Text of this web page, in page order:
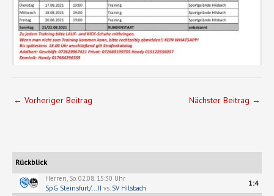
← Vorheriger Beitrag Nächster Beitrag →
Rückblick
Herren, So. 02.08. 15:30 Uhr
SpG Steinsfurt/... II vs. SV Hilsbach
1:4